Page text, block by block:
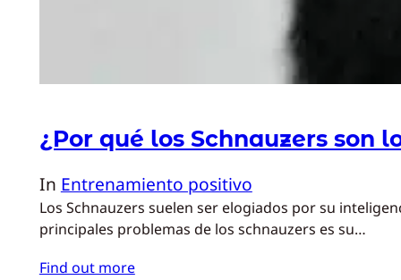
¿Por qué los Schnauzers son
In Entrenamiento positivo
Los Schnauzers suelen ser elogiados por su
principales problemas de los schnauzers es su…
Find out more